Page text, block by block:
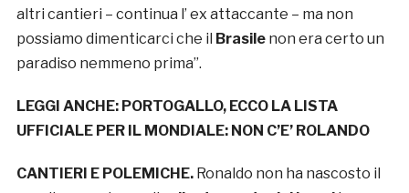
altri cantieri – continua l’ ex attaccante – ma non
possiamo dimenticarci che il Brasilenon era certo un
paradiso nemmeno prima”.
LEGGI ANCHE:PORTOGALLO, ECCO LA LISTA
UFFICIALE PER IL MONDIALE: NON C’E’ ROLANDO
CANTIERI E POLEMICHE.Ronaldo non ha nascosto il